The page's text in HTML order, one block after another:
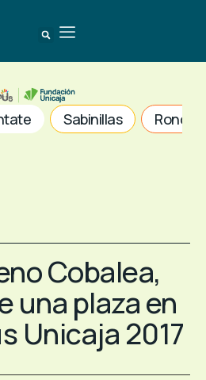
Sabinillas Ronda
Cobalea,
una plaza en
Unicaja 2017